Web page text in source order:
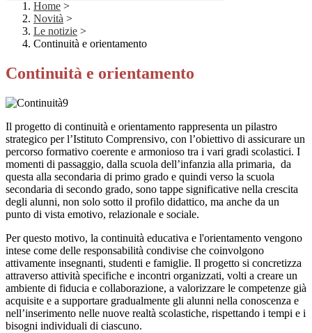
Home >
Novità >
Le notizie >
Continuità e orientamento
Continuità e orientamento
Il progetto di continuità e orientamento rappresenta un pilastro
strategico per l’Istituto Comprensivo, con l’obiettivo di assicurare un
percorso formativo coerente e armonioso tra i vari gradi scolastici. I
momenti di passaggio, dalla scuola dell’infanzia alla primaria, da
questa alla secondaria di primo grado e quindi verso la scuola
secondaria di secondo grado, sono tappe significative nella crescita
degli alunni, non solo sotto il profilo didattico, ma anche da un
punto di vista emotivo, relazionale e sociale.
Per questo motivo, la continuità educativa e l'orientamento vengono
intese come delle responsabilità condivise che coinvolgono
attivamente insegnanti, studenti e famiglie. Il progetto si concretizza
attraverso attività specifiche e incontri organizzati, volti a creare un
ambiente di fiducia e collaborazione, a valorizzare le competenze già
acquisite e a supportare gradualmente gli alunni nella conoscenza e
nell’inserimento nelle nuove realtà scolastiche, rispettando i tempi e i
bisogni individuali di ciascuno.